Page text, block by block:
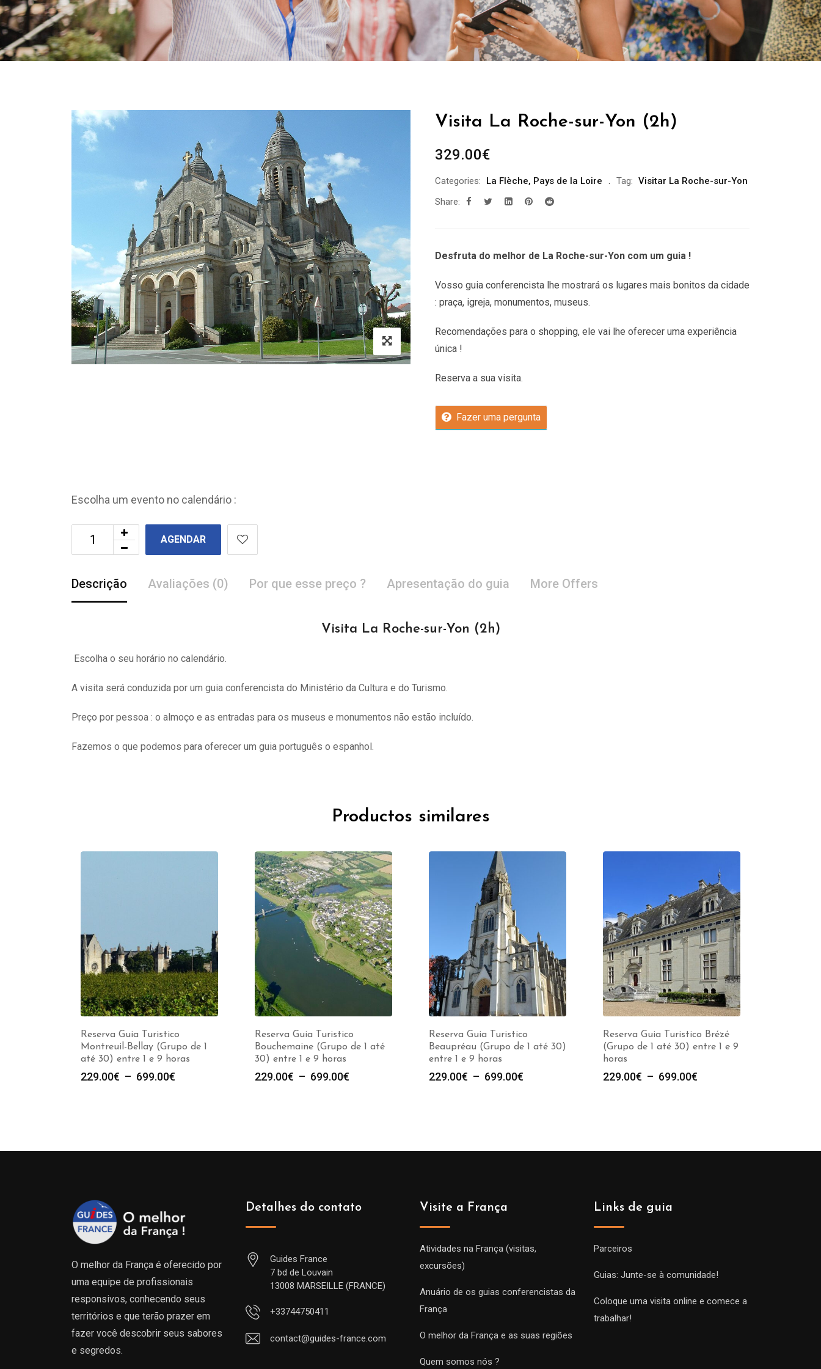
Visita La Roche-sur-Yon (2h)
329.00€
Categories: La Flèche, Pays de la Loire Tag: Visitar La Roche-sur-Yon
Share:
Desfruta do melhor de La Roche-sur-Yon com um guia !
Vosso guia conferencista lhe mostrará os lugares mais bonitos da cidade
: praça, igreja, monumentos, museus.
Recomendações para o shopping, ele vai lhe oferecer uma experiência
única !
Reserva a sua visita.
Fazer uma pergunta
Escolha um evento no calendário :
AGENDAR
Descrição Avaliações (0) Por que esse preço ? Apresentação do guia More Offers
Visita La Roche-sur-Yon (2h)
Escolha o seu horário no calendário.
A visita será conduzida por um guia conferencista do Ministério da Cultura e do Turismo.
Preço por pessoa : o almoço e as entradas para os museus e monumentos não estão incluído.
Fazemos o que podemos para oferecer um guia português o espanhol.
Productos similares
Reserva Guia Turistico
Montreuil-Bellay (Grupo de 1
até 30) entre 1 e 9 horas
229.00€ – 699.00€
Reserva Guia Turistico
Bouchemaine (Grupo de 1 até
30) entre 1 e 9 horas
229.00€ – 699.00€
Reserva Guia Turistico
Beaupréau (Grupo de 1 até 30)
entre 1 e 9 horas
229.00€ – 699.00€
Reserva Guia Turistico Brézé
(Grupo de 1 até 30) entre 1 e 9
horas
229.00€ – 699.00€
O melhor da França é oferecido por
uma equipe de profissionais
responsivos, conhecendo seus
territórios e que terão prazer em
fazer você descobrir seus sabores
e segredos.
Detalhes do contato
Guides France
7 bd de Louvain
13008 MARSEILLE (FRANCE)
+33744750411
contact@guides-france.com
Visite a França
Atividades na França (visitas,
excursões)
Anuário de os guias conferencistas da
França
O melhor da França e as suas regiões
Quem somos nós ?
Links de guia
Parceiros
Guias: Junte-se à comunidade!
Coloque uma visita online e comece a
trabalhar!